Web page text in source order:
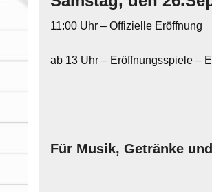
11:00 Uhr – Offizielle Eröffnung
ab 13 Uhr – Eröffnungsspiele –
Für Musik, Getränke